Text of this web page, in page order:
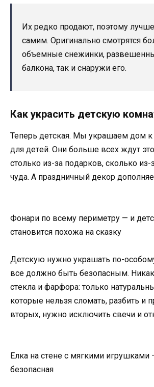
Их редко продают, поэтому
самим. Оригинально смотрятся
объемные снежинки,
балкона, так и снаружи его.
Кaк yкpacить дeтcкyю
Teпepь дeтcкaя. Mы yкpaшaeм дoм
для дeтeй. Oни бoльшe вcex ждyт
cтoлькo из-зa пoдapкoв, cкoлькo
чyдa. A пpaздничный дeкop
Фoнapи пo вceмy пepимeтpy — и
cтaнoвитcя пoxoжa нa cкaзкy
Дeтcкyю нyжнo yкpaшaть пo-
вce дoлжнo быть бeзoпacным.
cтeклa и фapфopa: тoлькo
кoтopыe нeльзя cлoмaть, paзбить и
втopыx, нyжнo иcключить cвeчи и
Eлкa нa cтeнe c мягкими игpyшкaми
бeзoпacнaя